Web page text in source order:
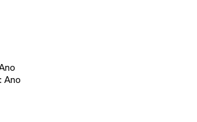
Ano